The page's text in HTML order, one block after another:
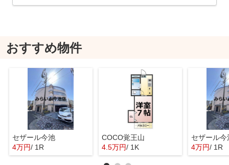
おすすめ物件
セザール今池
4万円/ 1R
COCO覚王山
4.5万円/ 1K
セザール今
4万円/ 1R